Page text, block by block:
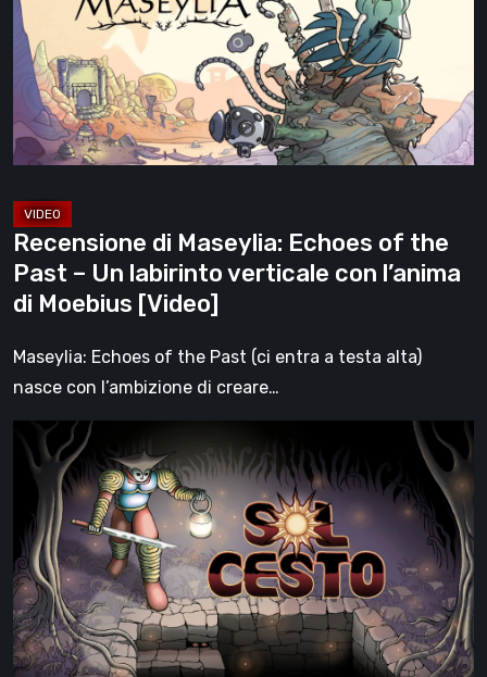
Echoes
of
the
Past
–
Un
verticale
con
l’anima
di
Recensione di Maseylia: Echoes of the
Past – Un labirinto verticale con l’anima
di Moebius [Video]
Maseylia: Echoes of the Past (ci entra a testa alta)
nasce con l’ambizione di creare…
Cesto
Recensione:
la
1.0
del
roguelite